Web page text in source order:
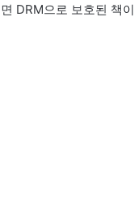
DRM으로 보호된 책이